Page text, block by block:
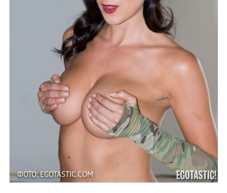
ФОТО: EGOTASTIC.COM